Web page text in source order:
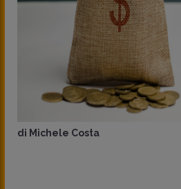
di Michele Costa